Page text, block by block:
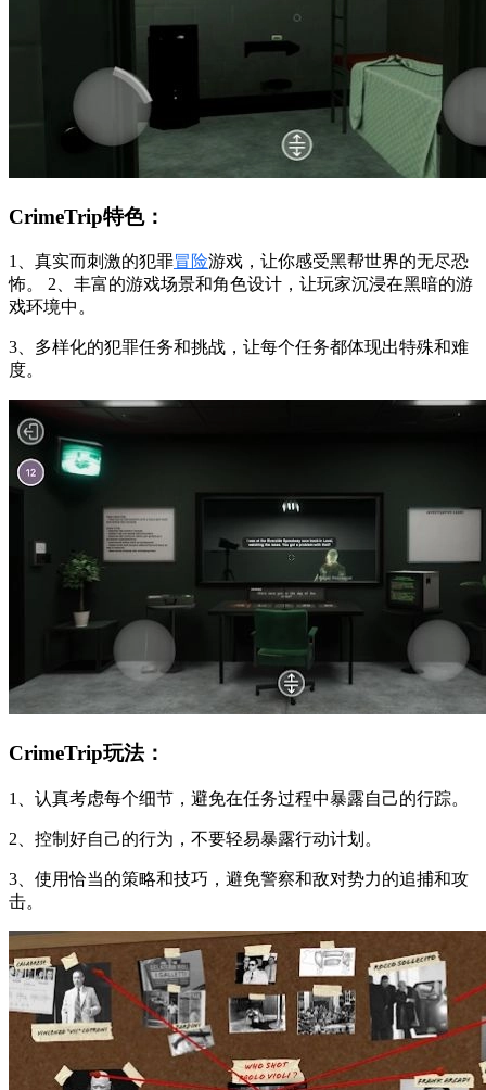
CrimeTrip特色：
1、真实而刺激的犯罪冒险游戏，让你感受黑帮世界的无尽恐
怖。 2、丰富的游戏场景和角色设计，让玩家沉浸在黑暗的游
戏环境中。
3、多样化的犯罪任务和挑战，让每个任务都体现出特殊和难
度。
CrimeTrip玩法：
1、认真考虑每个细节，避免在任务过程中暴露自己的行踪。
2、控制好自己的行为，不要轻易暴露行动计划。
3、使用恰当的策略和技巧，避免警察和敌对势力的追捕和攻
击。